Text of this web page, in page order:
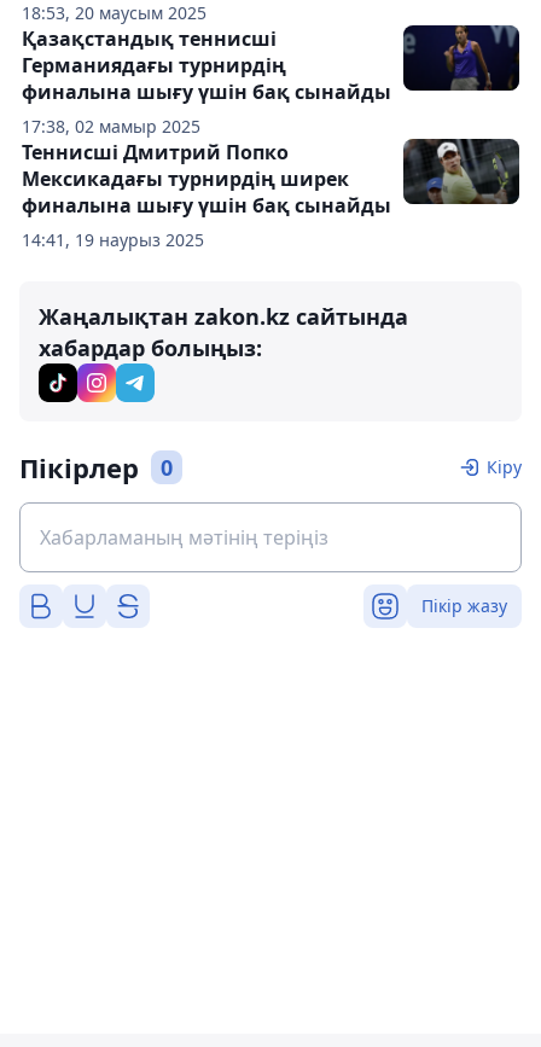
18:53, 20 маусым 2025
17:38, 02 мамыр 2025
Қазақстандық теннисші
Германиядағы турнирдің
финалына шығу үшін бақ сынайды
14:41, 19 наурыз 2025
Теннисші Дмитрий Попко
Мексикадағы турнирдің ширек
финалына шығу үшін бақ сынайды
Жаңалықтан zakon.kz сайтында
хабардар болыңыз:
Пікірлер 0 Кіру
Пікір жазу